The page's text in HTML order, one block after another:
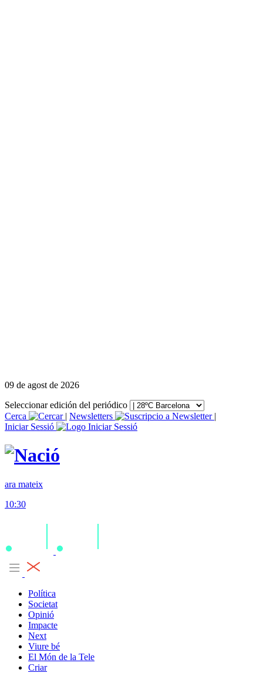
09 de agost de 2026
Seleccionar edición del periódico
Cerca
| Newsletters
|
Iniciar Sessió
ara mateix
10:30
Política
Societat
Opinió
Impacte
Next
Viure bé
El Món de la Tele
Criar